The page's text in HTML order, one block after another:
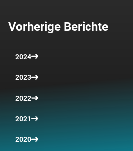
Vorherige Berichte
2024
2023
2022
2021
2020